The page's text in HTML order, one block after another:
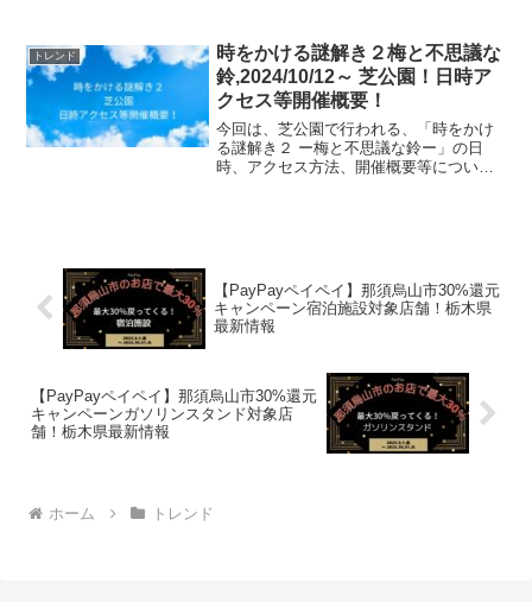
税】渋谷区デジタル地域通貨「ハチペ
イ」3,000円分 10...
トレンド
時をかける謎解き２梅と不思議な
鈴,2024/10/12～ 芝公園！日時ア
クセス等開催概要！
今回は、芝公園で行われる、「時をかけ
る謎解き２ ー梅と不思議な鈴ー」の日
時、アクセス方法、開催概要等について
【PayPayペイペイ】那須烏山市30%還元
キャンペーン宿泊施設対象店舗！栃木県
最新情報
【PayPayペイペイ】那須烏山市30%還元
キャンペーンガソリンスタンド対象店
舗！栃木県最新情報
ホーム トレンド